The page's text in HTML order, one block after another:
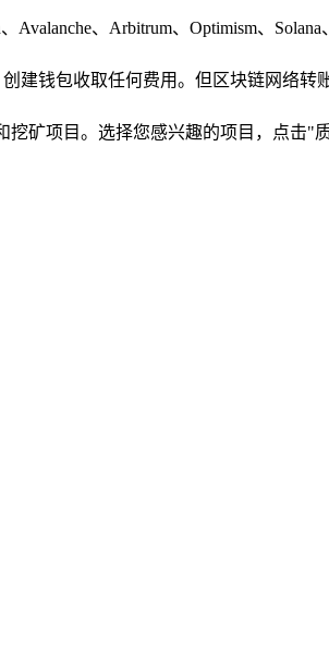
Avalanche、Arbitrum、Optimism、
建钱包收取任何费用。但区块链网络转
矿项目。选择您感兴趣的项目，点击"